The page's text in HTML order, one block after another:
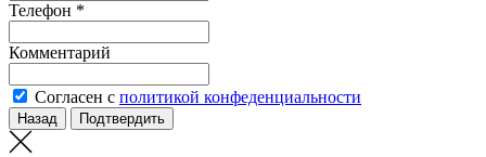
Телефон *
Комментарий
Согласен с политикой конфеденциальности
Назад Подтвердить